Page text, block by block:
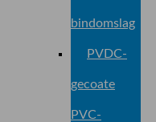
bindomslag
PVDC-
gecoate
PVC-